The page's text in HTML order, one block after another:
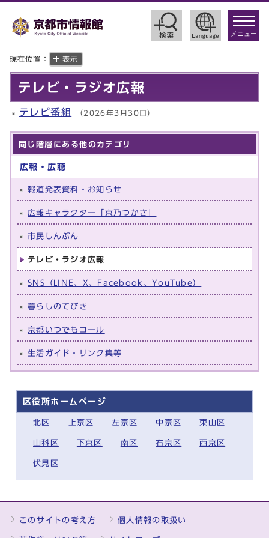
toggle
メニュー
現在位置： 表示
テレビ・ラジオ広報
テレビ番組 （2026年3月30日）
同じ階層にある他のカテゴリ
広報・広聴
報道発表資料・お知らせ
広報キャラクター「京乃つかさ」
市民しんぶん
テレビ・ラジオ広報
SNS（LINE、X、Facebook、YouTube）
暮らしのてびき
京都いつでもコール
生活ガイド・リンク集等
区役所ホームページ
北区 上京区 左京区 中京区 東山区
山科区 下京区 南区 右京区 西京区
伏見区
このサイトの考え方 個人情報の取扱い